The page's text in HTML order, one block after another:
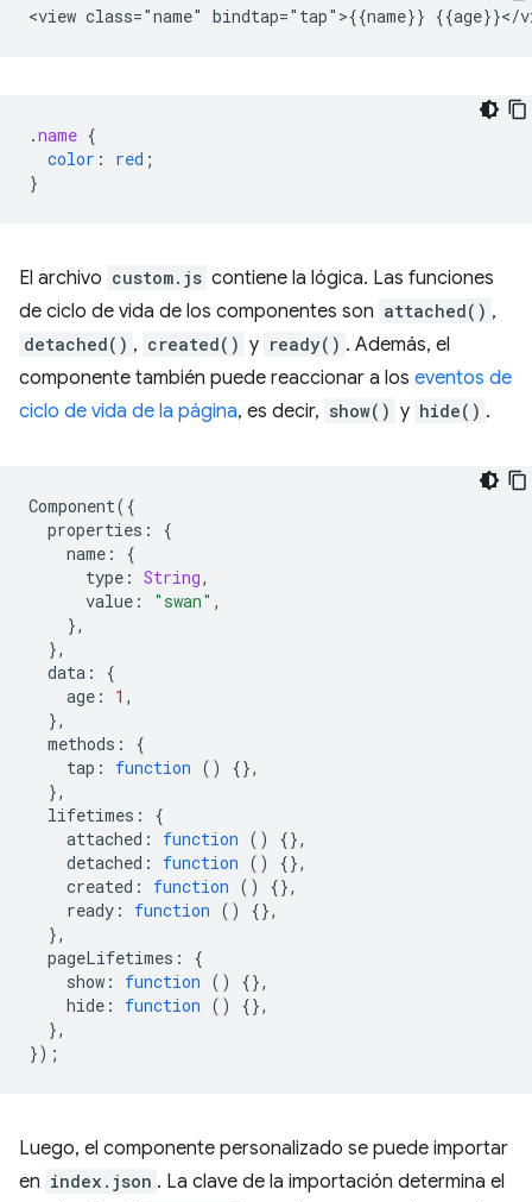
.name {
color : red ;
}
El archivo custom.js contiene la lógica. Las funciones
de ciclo de vida de los componentes son attached() ,
detached() , created() y ready() . Además, el
componente también puede reaccionar a los eventos de
ciclo de vida de la página, es decir, show() y hide() .
Component({
properties :
{
name :
{
type : String,
value : "swan" ,
},
},
data :
{
age : 1 ,
},
methods :
{
tap : function ()
{},
},
lifetimes :
{
attached : function ()
{},
detached : function ()
{},
created : function ()
{},
ready : function ()
{},
},
pageLifetimes :
{
show : function ()
{},
hide : function ()
{},
},
});
Luego, el componente personalizado se puede importar
en index.json . La clave de la importación determina el